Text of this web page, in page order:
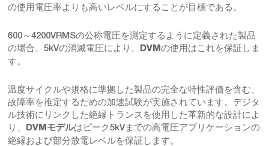
の使用電圧率よりも高いレベルにすることが目標である。
600～4200VRMSの公称電圧を測定するように定義された製品
の場合、5kVの消滅電圧により、
DVM の使用はこれを保証しま
す。
温度サイクルや規格に準拠した製品の完全な特性評価を含む、
故障率を推定するための加速試験が実施されています。デジタ
ル技術にリンクした絶縁トランスを使用した革新的な設計によ
り、
DVMモデルはピーク5kVまでの高電圧アプリケーションの
絶縁および部分放電レベルを保証します。